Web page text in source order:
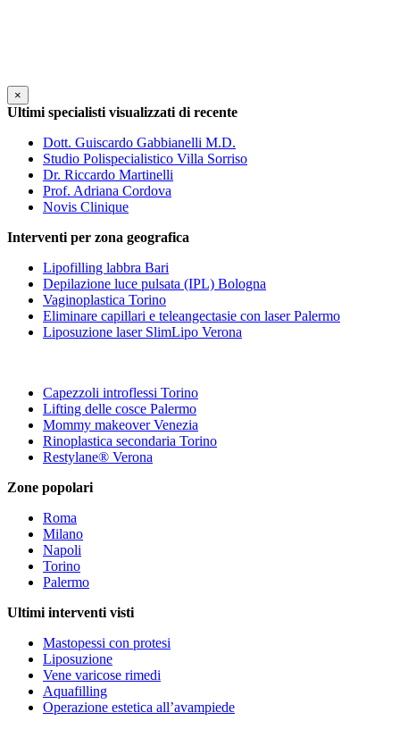
×
Ultimi specialisti visualizzati di recente
Dott. Guiscardo Gabbianelli M.D.
Studio Polispecialistico Villa Sorriso
Dr. Riccardo Martinelli
Prof. Adriana Cordova
Novis Clinique
Interventi per zona geografica
Lipofilling labbra Bari
Depilazione luce pulsata (IPL) Bologna
Vaginoplastica Torino
Eliminare capillari e teleangectasie con laser Palermo
Liposuzione laser SlimLipo Verona
Capezzoli introflessi Torino
Lifting delle cosce Palermo
Mommy makeover Venezia
Rinoplastica secondaria Torino
Restylane® Verona
Zone popolari
Roma
Milano
Napoli
Torino
Palermo
Ultimi interventi visti
Mastopessi con protesi
Liposuzione
Vene varicose rimedi
Aquafilling
Operazione estetica all’avampiede